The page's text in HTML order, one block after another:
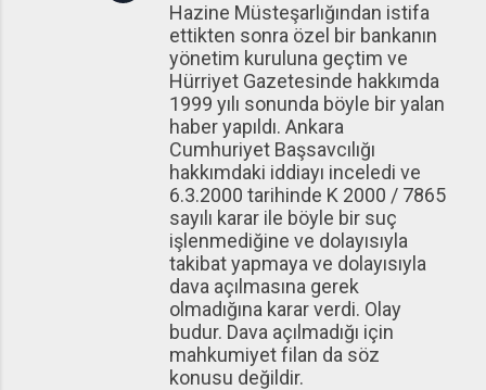
Hazine Müsteşarlığından istifa
ettikten sonra özel bir bankanın
yönetim kuruluna geçtim ve
Hürriyet Gazetesinde hakkımda
1999 yılı sonunda böyle bir yalan
haber yapıldı. Ankara
Cumhuriyet Başsavcılığı
hakkımdaki iddiayı inceledi ve
6.3.2000 tarihinde K 2000 / 7865
sayılı karar ile böyle bir suç
işlenmediğine ve dolayısıyla
takibat yapmaya ve dolayısıyla
dava açılmasına gerek
olmadığına karar verdi. Olay
budur. Dava açılmadığı için
mahkumiyet filan da söz
konusu değildir.